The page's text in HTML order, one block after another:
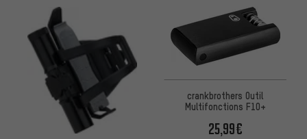
crankbrothers Outil
Multifonctions F10+
25,99€